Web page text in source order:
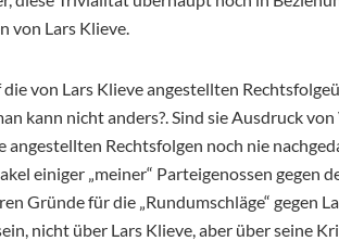
von Lars Klieve.
von Lars Klieve angestellten
kann nicht anders?. Sind sie Ausdruck
angestellten Rechtsfolgen noch nie
einiger „meiner“ Parteigenossen gegen
Gründe für die „Rundumschläge“ gegen
nicht über Lars Klieve, aber über seine